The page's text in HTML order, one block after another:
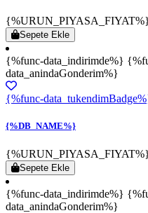
Sepete Ekle
{%func-data_indirimde%}
data_anindaGonderim%}
{%func-
{%DB_NAME%}
Sepete Ekle
{%func-data_indirimde%}
data_anindaGonderim%}